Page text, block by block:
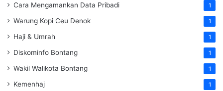
Cara Mengamankan Data Pribadi 1
Warung Kopi Ceu Denok 1
Haji & Umrah 1
Diskominfo Bontang 1
Wakil Walikota Bontang 1
Kemenhaj 1